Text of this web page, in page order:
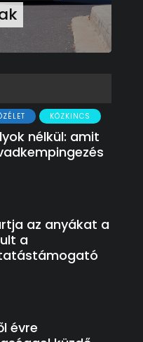
KÖZKINCS
nélkül: amit
az anyákat a
a
évre